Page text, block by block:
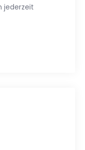
jederzeit